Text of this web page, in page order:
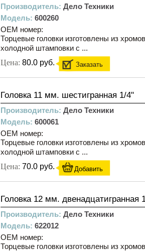
Производитель: Дело Техники
Модель: 600260
OEM номер:
Торцевые головки изготовлены из
холодной штамповки с ...
Цена: 80.0 руб. Заказать
Головка 11 мм. шестигранная 1/4"
Производитель: Дело Техники
Модель: 600061
OEM номер:
Торцевые головки изготовлены из
холодной штамповки с ...
Цена: 70.0 руб. Добавить
Головка 12 мм. двенадцатигранная
Производитель: Дело Техники
Модель: 622012
OEM номер:
Торцевые головки изготовлены из